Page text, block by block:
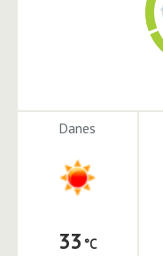
Danes
33